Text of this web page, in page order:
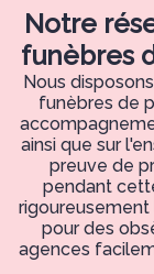
Notre
funèbres
Nous
funèbres de
ainsi que sur
preuve de
pendant
pour des
agences